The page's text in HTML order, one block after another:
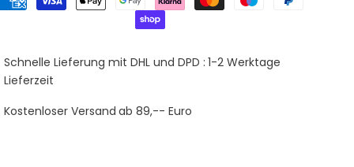
Schnelle Lieferung mit DHL und DPD : 1-2 Werktage
Lieferzeit
Kostenloser Versand ab 89,-- Euro